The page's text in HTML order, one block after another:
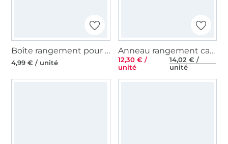
Boîte rangement pour 25 canettes couture Prym
4,99 € / unité
Anneau rangement canettes couture Prym
12,30 € /
unité
14,02 € /
unité